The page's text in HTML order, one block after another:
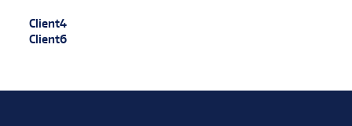
Client4
Client6